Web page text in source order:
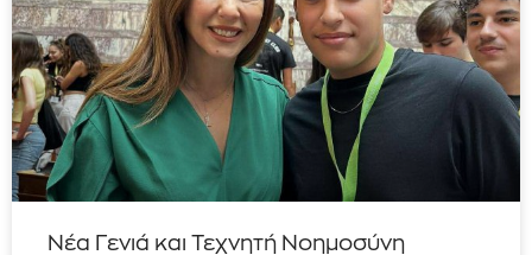
Νέα Γενιά και Τεχνητή Νοημοσύνη